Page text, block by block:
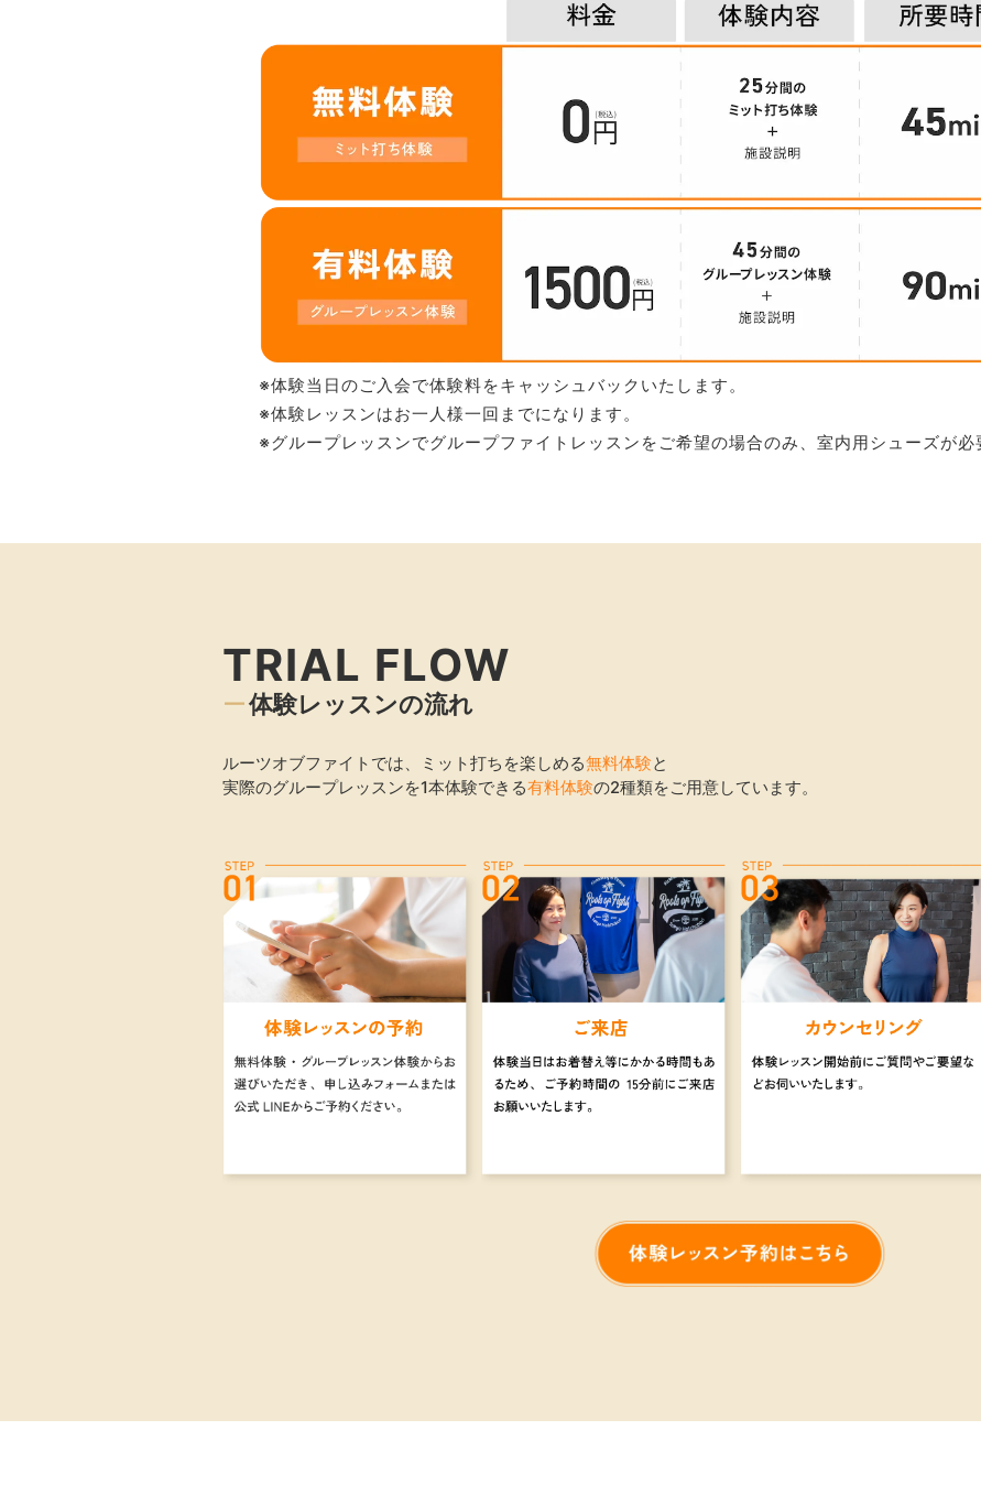
※体験当日のご入会で体験料をキャッシュバックいたします。
※体験レッスンはお一人様一回までになります。
※グループレッスンでグループファイトレッスンをご希望の場合のみ、室内用シューズが必
TRIAL FLOW
体験レッスンの流れ
ルーツオブファイトでは、ミット打ちを楽しめる無料体験と
実際のグループレッスンを1本体験できる有料体験の2種類をご用意しています。